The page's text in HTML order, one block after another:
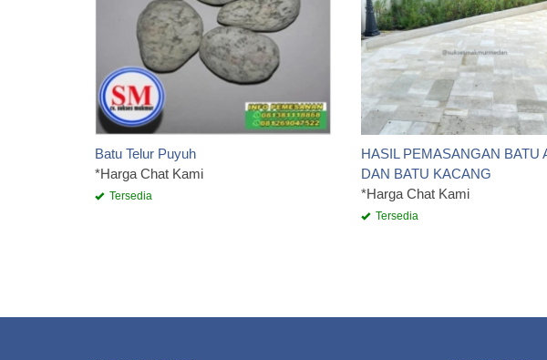
Batu Telur Puyuh
*Harga Chat Kami
Tersedia
HASIL PEMASANGAN BATU
DAN BATU KACANG
*Harga Chat Kami
Tersedia